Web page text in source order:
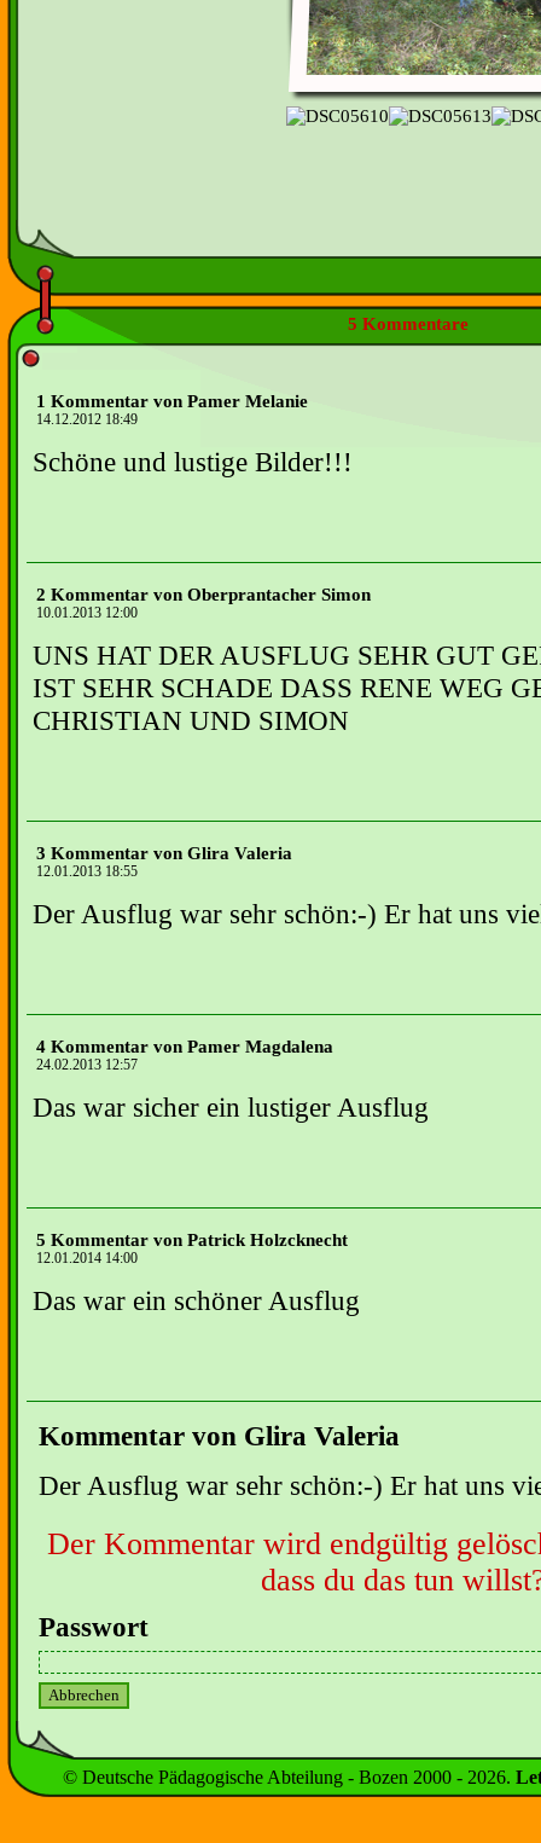
5 Kommentare
1 Kommentar von Pamer Melanie
14.12.2012 18:49
Schöne und lustige Bilder!!!
2 Kommentar von Oberprantacher Simon
10.01.2013 12:00
UNS HAT DER AUSFLUG SEHR GUT
IST SEHR SCHADE DASS RENE WEG
CHRISTIAN UND SIMON
3 Kommentar von Glira Valeria
12.01.2013 18:55
Der Ausflug war sehr schön:-) Er hat uns
4 Kommentar von Pamer Magdalena
24.02.2013 12:57
Das war sicher ein lustiger Ausflug
5 Kommentar von Patrick Holzcknecht
12.01.2014 14:00
Das war ein schöner Ausflug
Kommentar von Glira Valeria
Der Ausflug war sehr schön:-) Er hat uns
Der Kommentar wird endgültig
dass du das tun
Passwort
© Deutsche Pädagogische Abteilung - Bozen 2000 - 2026.